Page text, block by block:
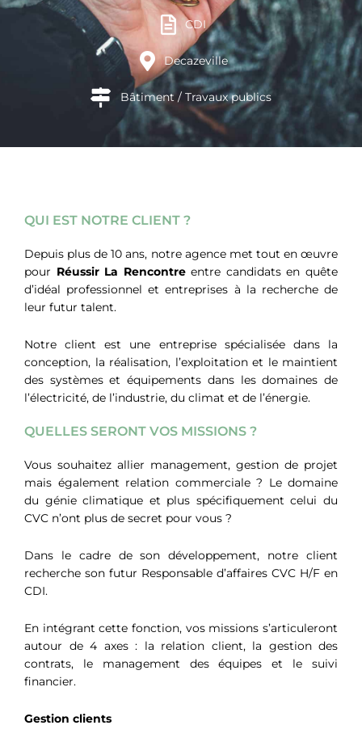
CDI
Decazeville
Bâtiment / Travaux publics
QUI EST NOTRE CLIENT ?
Depuis plus de 10 ans, notre agence met tout en œuvre
pour Réussir La Rencontreentre candidats en quête
d’idéal professionnel et entreprises à la recherche de
leur futur talent.
Notre client est une entreprise spécialisée dans la
conception, la réalisation, l’exploitation et le maintient
des systèmes et équipements dans les domaines de
l’électricité, de l’industrie, du climat et de l’énergie.
QUELLES SERONT VOS MISSIONS ?
Vous souhaitez allier management, gestion de projet
mais également relation commerciale ? Le domaine
du génie climatique et plus spécifiquement celui du
CVC n’ont plus de secret pour vous ?
Dans le cadre de son développement, notre client
recherche son futur Responsable d’affaires CVC H/F en
CDI.
En intégrant cette fonction, vos missions s’articuleront
autour de 4 axes : la relation client, la gestion des
contrats, le management des équipes et le suivi
financier.
Gestion clients